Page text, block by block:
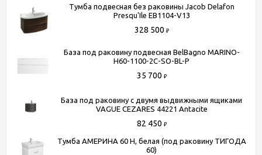
Тумба подвесная без раковины Jacob Delafon
Presqu'Ile EB1104-V13
328 500 ₽
База под раковину подвесная BelBagno MARINO-
H60-1100-2C-SO-BL-P
35 700 ₽
База под раковину с двумя выдвижными ящиками
VAGUE CEZARES 44221 Antacite
82 450 ₽
Тумба АМЕРИНА 60 Н, белая (под раковину ТИГОДА
60)